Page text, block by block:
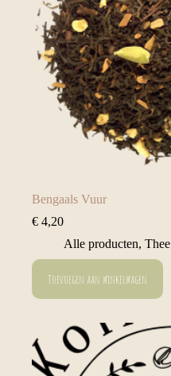
Bengaals Vuur
€ 4,20
Alle producten, Thee
Toevoegen aan winkelwagen